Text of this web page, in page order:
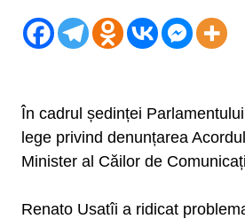
În cadrul ședinței
lege privind denunțarea
Minister al Căilor de
Renato Usatîi a ridicat